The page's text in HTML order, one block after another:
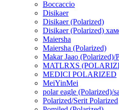
Boccaccio
Disikaer
Disikaer (Polarized)
Disikaer (Polarized)
Maiersha
Maiersha (Polarized)
Makar Jaao
MATLRXS
MEDICI POLARIZED
MeiYinMei
polar eagle (Polarized)/
Polarized/Serit Polarized